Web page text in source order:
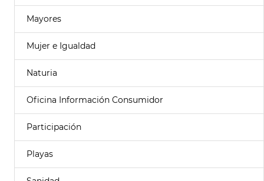
Mayores
Mujer e Igualdad
Naturia
Oficina Información Consumidor
Participación
Playas